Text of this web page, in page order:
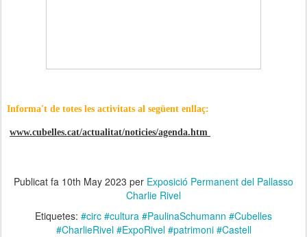
Informa't de totes les activitats al següent enllaç:
www.cubelles.cat/actualitat/noticies/agenda.htm
Publicat fa 10th May 2023 per Exposició Permanent del Pallasso
Charlie Rivel
Etiquetes: #circ #cultura #PaulinaSchumann #Cubelles
#CharlieRivel #ExpoRivel #patrimoni #Castell